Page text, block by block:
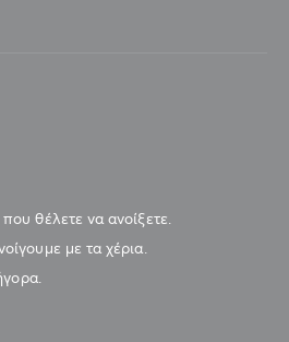
θέλετε να ανοίξετε.
με τα χέρια.